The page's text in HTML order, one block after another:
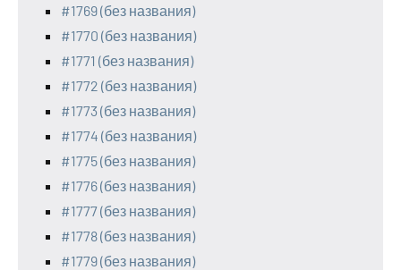
#1769 (без названия)
#1770 (без названия)
#1771 (без названия)
#1772 (без названия)
#1773 (без названия)
#1774 (без названия)
#1775 (без названия)
#1776 (без названия)
#1777 (без названия)
#1778 (без названия)
#1779 (без названия)